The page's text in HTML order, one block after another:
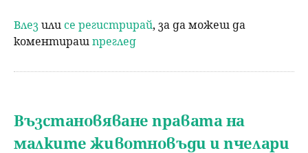
Влезили се регистрирай, за да можеш да
коментирашпреглед
Възстановяване правата на
малките животновъди и пчелари